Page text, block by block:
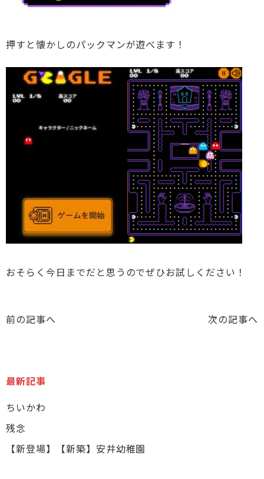
押すと懐かしのパックマンが遊べます！
おそらく今日までだと思うのでぜひお試しください！
前の記事へ 次の記事へ
最新記事
ちいかわ
残念
【新登場】【新築】安井幼稚園